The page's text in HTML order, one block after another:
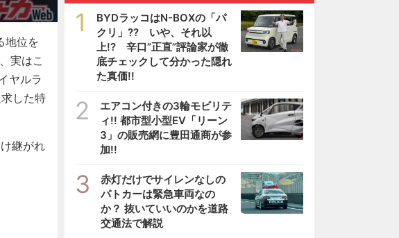
地位を
実はこ
ヤルラ
した特
継がれ
1
BYDラッコはN-BOXの「パ
クリ」?? いや、それ以
上!? 辛口”正直”評論家が徹
底チェックして分かった隠れ
た真価!!
2
エアコン付きの3輪モビリテ
ィ!! 都市型小型EV「リーン
3」の販売網に豊田通商が参
加!!
3
赤灯だけでサイレンなしの
パトカーは緊急車両なの
か？ 抜いていいのかを道路
交通法で解説